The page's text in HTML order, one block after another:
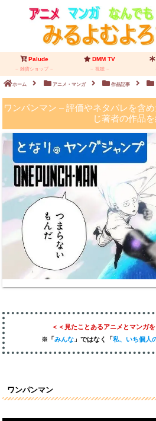
Palude
雑貨ショップ
DMM TV
視聴
ホーム アニメ・マンガ 作品記事
ワンパンマン – 評価やネタバレを含
じ著者の作品
＜＜見たことあるアニメとマンガ
※「みんな 」 ではなく 「私、いち個人
ワンパンマン